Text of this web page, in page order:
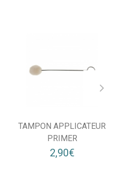
TAMPON APPLICATEUR
PRIMER
2,90€